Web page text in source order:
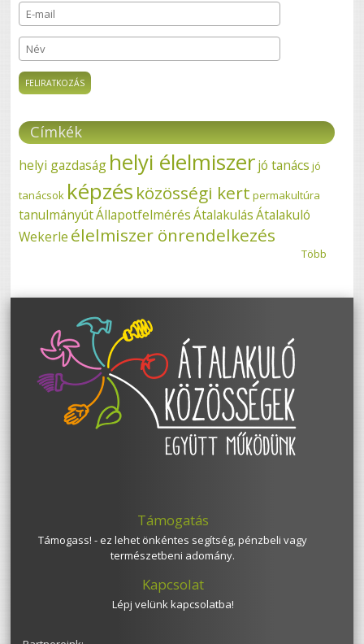
E-mail*
Név
Címkék
helyi gazdaság helyi élelmiszerjó tanács jó
tanácsok képzés közösségi kert permakultúra
tanulmányútÁllapotfelmérés Átalakulás Átalakuló
Wekerle élelmiszer önrendelkezés
Több
Támogatás
Támogass! - ez lehet önkéntes segítség, pénzbeli vagy
természetbeni adomány.
Kapcsolat
Lépj velünk kapcsolatba!